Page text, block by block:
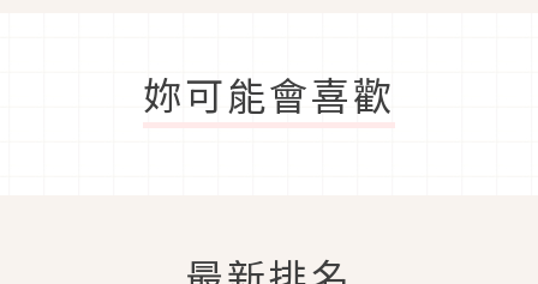
妳可能會喜歡